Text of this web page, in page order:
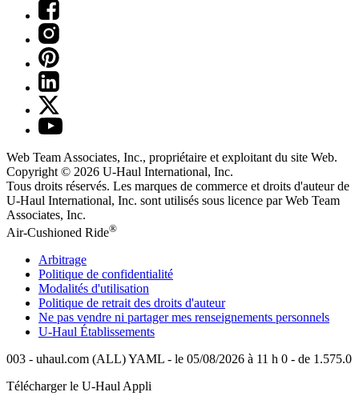
Web Team Associates, Inc., propriétaire et exploitant du site Web.
Copyright © 2026 U-Haul International, Inc.
Tous droits réservés. Les marques de commerce et droits d'auteur de
U-Haul International, Inc. sont utilisés sous licence par Web Team
Associates, Inc.
Air-Cushioned Ride®
Arbitrage
Politique de confidentialité
Modalités d'utilisation
Politique de retrait des droits d'auteur
Ne pas vendre ni partager mes renseignements personnels
U-Haul Établissements
003 - uhaul.com (ALL) YAML - le 05/08/2026 à 11 h 0 - de 1.575.0
Télécharger le U-Haul Appli